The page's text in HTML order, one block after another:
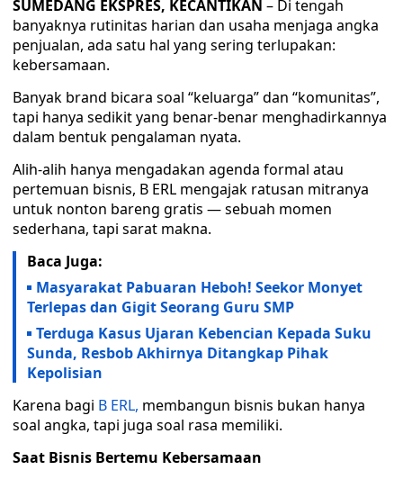
SUMEDANG EKSPRES, KECANTIKAN – Di tengah
banyaknya rutinitas harian dan usaha menjaga angka
penjualan, ada satu hal yang sering terlupakan:
kebersamaan.
Banyak brand bicara soal “keluarga” dan “komunitas”,
tapi hanya sedikit yang benar-benar menghadirkannya
dalam bentuk pengalaman nyata.
Alih-alih hanya mengadakan agenda formal atau
pertemuan bisnis, B ERL mengajak ratusan mitranya
untuk nonton bareng gratis — sebuah momen
sederhana, tapi sarat makna.
Baca Juga:
Masyarakat Pabuaran Heboh! Seekor Monyet
Terlepas dan Gigit Seorang Guru SMP
Terduga Kasus Ujaran Kebencian Kepada Suku
Sunda, Resbob Akhirnya Ditangkap Pihak
Kepolisian
Karena bagi B ERL, membangun bisnis bukan hanya
soal angka, tapi juga soal rasa memiliki.
Saat Bisnis Bertemu Kebersamaan